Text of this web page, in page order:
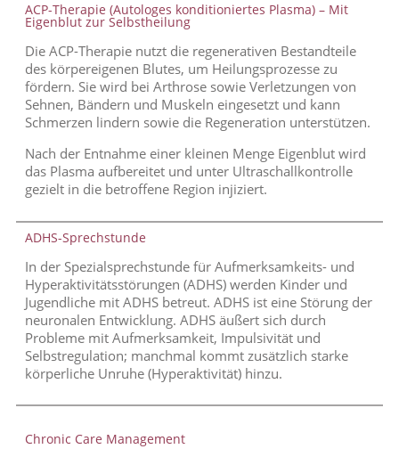
ACP-Therapie (Autologes konditioniertes Plasma) – Mit
Eigenblut zur Selbstheilung
Die ACP-Therapie nutzt die regenerativen Bestandteile
des körpereigenen Blutes, um Heilungsprozesse zu
fördern. Sie wird bei Arthrose sowie Verletzungen von
Sehnen, Bändern und Muskeln eingesetzt und kann
Schmerzen lindern sowie die Regeneration unterstützen.
Nach der Entnahme einer kleinen Menge Eigenblut wird
das Plasma aufbereitet und unter Ultraschallkontrolle
gezielt in die betroffene Region injiziert.
ADHS-Sprechstunde
In der Spezialsprechstunde für Aufmerksamkeits- und
Hyperaktivitätsstörungen (ADHS) werden Kinder und
Jugendliche mit ADHS betreut. ADHS ist eine Störung der
neuronalen Entwicklung. ADHS äußert sich durch
Probleme mit Aufmerksamkeit, Impulsivität und
Selbstregulation; manchmal kommt zusätzlich starke
körperliche Unruhe (Hyperaktivität) hinzu.
Chronic Care Management